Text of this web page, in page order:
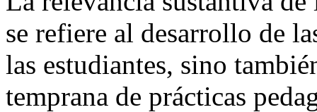
se refiere al desarrollo de
las estudiantes, sino
temprana de prácticas